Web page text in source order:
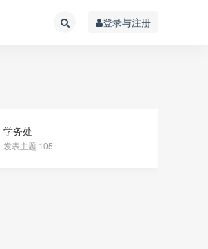
登录与注册
学务处
发表主题 105